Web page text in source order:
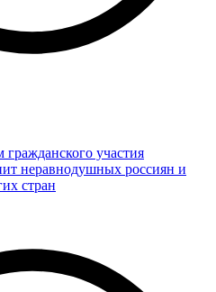
участия
неравнодушных россиян и
стран